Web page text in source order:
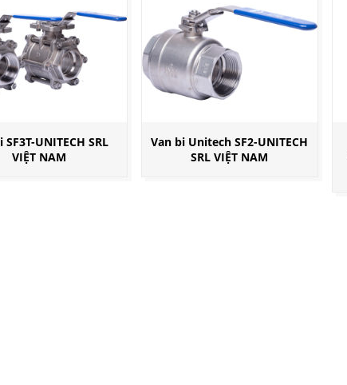
SF3T-UNITECH SRL
VIỆT NAM
Van bi Unitech SF2-UNITECH
SRL VIỆT NAM